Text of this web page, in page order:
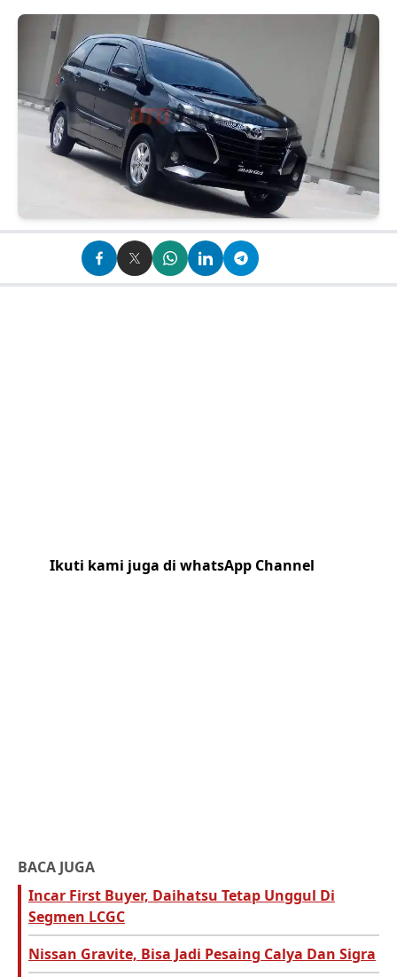
Ikuti kami juga di whatsApp Channel
BACA JUGA
Incar First Buyer, Daihatsu Tetap Unggul Di
Segmen LCGC
Nissan Gravite, Bisa Jadi Pesaing Calya Dan Sigra